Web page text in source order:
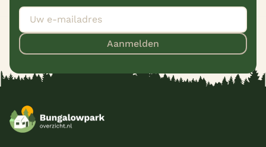
Aanmelden